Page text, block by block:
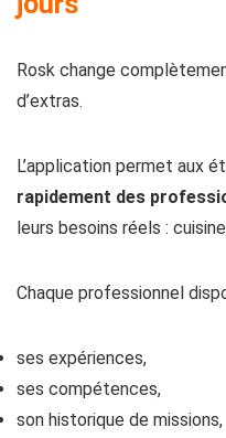
Rosk change
d’extras.
L’application permet aux
rapidement des
leurs besoins réels :
Chaque professionnel
ses expériences,
ses compétences,
son historique de missions,